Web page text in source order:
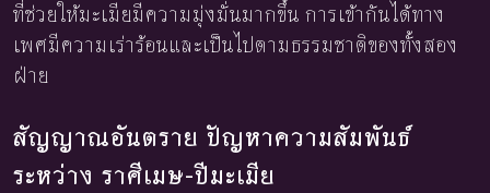
ที่ช่วยให้มะเมียมีความมุ่งมั่นมากขึ้น การเข้ากันได้ทาง
เพศมีความเร่าร้อนและเป็นไปตามธรรมชาติของทั้งสอง
ฝ่าย
สัญญาณอันตราย ปัญหาความสัมพันธ์
ระหว่าง ราศีเมษ-ปีมะเมีย